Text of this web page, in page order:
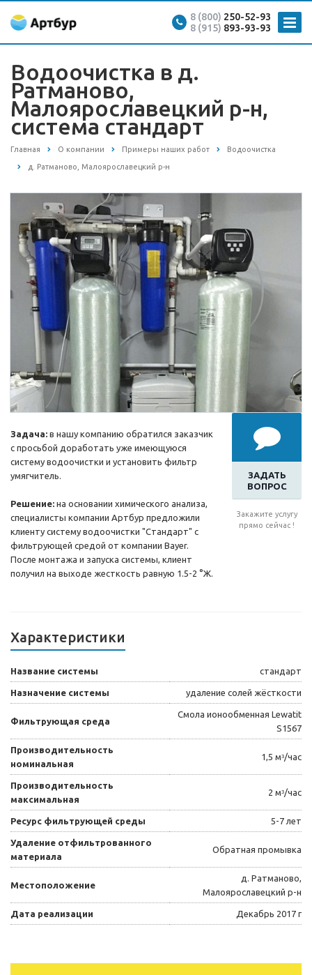
8 (800) 250-52-93
8 (915) 893-93-93
Водоочистка в д.
Ратманово,
Малоярославецкий р-н,
система стандарт
Главная О компании Примеры наших работ Водоочистка
д. Ратманово, Малоярославецкий р-н
ЗАДАТЬ
ВОПРОС
Закажите услугу
прямо сейчас !
Задача: в нашу компанию обратился заказчик
с просьбой доработать уже имеющуюся
систему водоочистки и установить фильтр
умягчитель.
Решение: на основании химического анализа,
специалисты компании Артбур предложили
клиенту систему водоочистки "Стандарт" с
фильтрующей средой от компании Bayer.
После монтажа и запуска системы, клиент
получил на выходе жесткость равную 1.5-2 °Ж.
Характеристики
Название системы стандарт
Назначение системы удаление солей жёсткости
Фильтрующая среда
Смола ионообменная Lewatit
S1567
Производительность
номинальная
1,5 мᶟ/час
Производительность
максимальная
2 мᶟ/час
Ресурс фильтрующей среды 5-7 лет
Удаление отфильтрованного
материала
Обратная промывка
Местоположение
д. Ратманово,
Малоярославецкий р-н
Дата реализации Декабрь 2017 г